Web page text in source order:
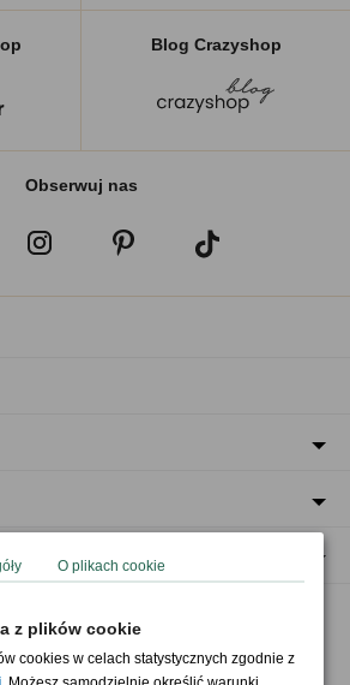
Blog Crazyshop
Obserwuj nas
płatności
O plikach cookie
z plików cookie
cookies w celach statystycznych zgodnie z